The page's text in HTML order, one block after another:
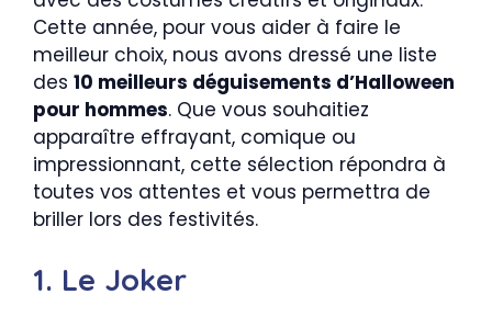
Cette année, pour vous aider à faire le
meilleur choix, nous avons dressé une liste
des 10 meilleurs déguisements d’Halloween
pour hommes. Que vous souhaitiez
apparaître effrayant, comique ou
impressionnant, cette sélection répondra à
toutes vos attentes et vous permettra de
briller lors des festivités.
1. Le Joker